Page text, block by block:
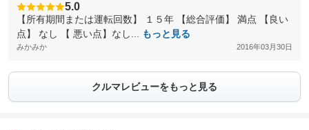
5.0
【所有期間または運転回数】 １５年 【総合評価】 満点 【良い
点】 なし 【 悪い点】なし...
もっと見る
みかみか 2016年03月30日
クルマレビューをもっと見る